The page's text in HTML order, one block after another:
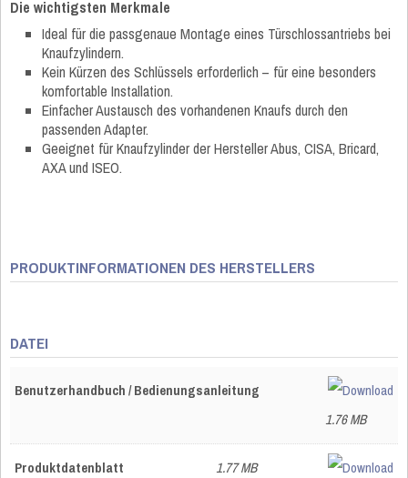
Die wichtigsten Merkmale
Ideal für die passgenaue Montage eines Türschlossantriebs bei
Knaufzylindern.
Kein Kürzen des Schlüssels erforderlich – für eine besonders
komfortable Installation.
Einfacher Austausch des vorhandenen Knaufs durch den
passenden Adapter.
Geeignet für Knaufzylinder der Hersteller Abus, CISA, Bricard,
AXA und ISEO.
PRODUKTINFORMATIONEN DES HERSTELLERS
DATEI
Benutzerhandbuch / Bedienungsanleitung
1.76 MB
Produktdatenblatt 1.77 MB